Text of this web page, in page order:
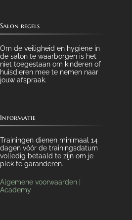
Salon regels
Om de veiligheid en hygiëne in
de salon te waarborgen is het
niet toegestaan om kinderen of
huisdieren mee te nemen naar
jouw afspraak.
Informatie
Trainingen dienen minimaal 14
dagen vóór de trainingsdatum
volledig betaald te zijn om je
plek te garanderen.
Algemene voorwaarden |
Academy